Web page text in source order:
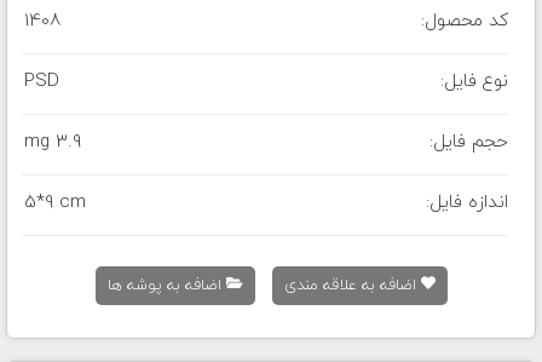
کد محصول: 1408
نوع فایل: PSD
حجم فایل: 3.9 mg
اندازه فایل: 5*9 cm
اضافه به علاقه مندی اضافه به پوشه ها